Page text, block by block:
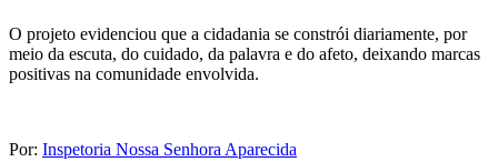
O projeto evidenciou que a cidadania se constrói diariamente, por
meio da escuta, do cuidado, da palavra e do afeto, deixando marcas
positivas na comunidade envolvida.
Por: Inspetoria Nossa Senhora Aparecida